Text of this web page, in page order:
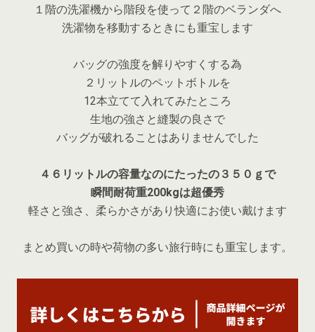
１階の洗濯機から階段を使って２階のベランダへ
洗濯物を移動するときにも重宝します
バッグの強度を解りやすくする為
２リットルのペットボトルを
12本立てて入れてみたところ
生地の強さと縫製の良さで
バッグが破れることはありませんでした
４６リットルの容量なのにたったの３５０ｇで
瞬間耐荷重200kgは超優秀
軽さと強さ、柔らかさがあり快適にお使い戴けます
まとめ買いの時や荷物の多い旅行時にも重宝します。